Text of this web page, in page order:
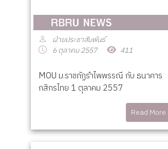
ฝ่ายประชาสัมพันธ์
6 ตุลาคม 2557
411
MOU ม.ราชภัฏรำไพพรรณี กับ ธนาคาร
กสิกรไทย 1 ตุลาคม 2557
Read More